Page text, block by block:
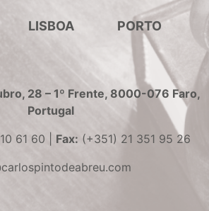
LISBOA PORTO
28 – 1º Frente, 8000-076 Faro,
Portugal
61 60 | Fax: (+351) 21 351 95 26